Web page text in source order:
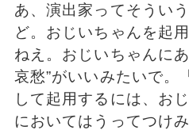
あ、演出家ってそうい
ど。おじいちゃんを起
ねえ。おじいちゃんに
哀愁”がいいみたいで。
して起用するには、お
においてはうってつけ